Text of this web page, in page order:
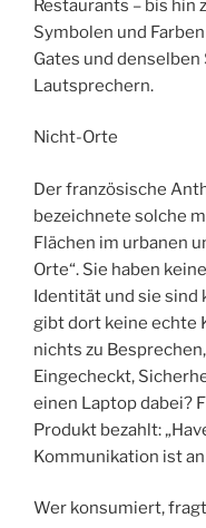
Restaurants – bis
Symbolen und
Gates und
Lautsprechern.
Nicht-Orte
Der französische
bezeichnete solche
Flächen im urbanen
Orte“. Sie haben
Identität und sie sind
gibt dort keine echte
nichts zu
Eingecheckt,
einen Laptop dabei?
Produkt bezahlt:
Kommunikation ist
Wer konsumiert,